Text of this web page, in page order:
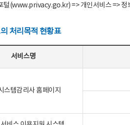
털(www.privacy.go.kr) => 개인서비스 => 정
처리목적 현황표
서비스명
스템감리사 홈페이지